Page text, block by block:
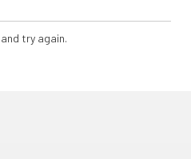
try again.